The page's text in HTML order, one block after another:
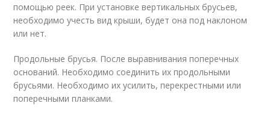
помощью реек. При установке вертикальных брусьев,
необходимо учесть вид крыши, будет она под наклоном
или нет.
Продольные брусья. После выравнивания поперечных
оснований. Необходимо соединить их продольными
брусьями. Необходимо их усилить, перекрестными или
поперечными планками.